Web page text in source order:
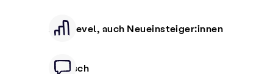
Alle Level, auch Neueinsteiger:innen
Deutsch